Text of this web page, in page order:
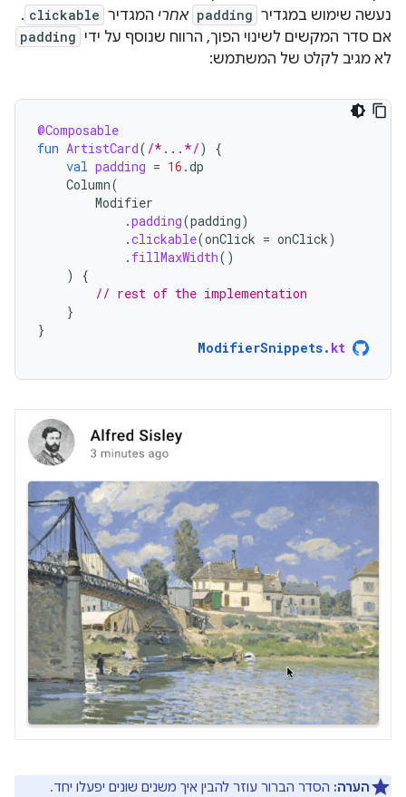
נעשה שימוש במגדיר padding אחרי המגדיר clickable
.
אם סדר המקשים לשינוי הפוך, הרווח שנוסף על ידי padding
לא מגיב לקלט של המשתמש:
@Composable
fun ArtistCard( /*...*/)
{
val padding = 16.dp
Column(
Modifier
.padding(padding)
.clickable(onClick = onClick)
. fillMaxWidth()
)
{
// rest of the implementation
}
}
ModifierSnippets. kt
הערה: הסדר הברור עוזר להבין איך משנים שונים יפעלו יחד.